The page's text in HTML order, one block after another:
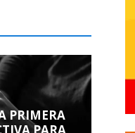
PRIMERA